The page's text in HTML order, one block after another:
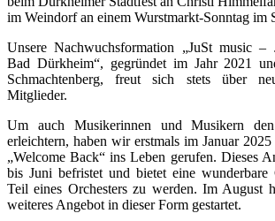
im Weindorf an einem Wurstmarkt-Sonntag im
Unsere Nachwuchsformation „JuSt music –
Bad Dürkheim“, gegründet im Jahr 2021
Schmachtenberg, freut sich stets über
Mitglieder.
Um auch Musikerinnen und Musikern
erleichtern, haben wir erstmals im Januar 2025
„Welcome Back“ ins Leben gerufen. Dieses
bis Juni befristet und bietet eine wunderbare
Teil eines Orchesters zu werden. Im August
weiteres Angebot in dieser Form gestartet.